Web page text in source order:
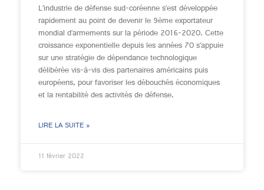
L’industrie de défense sud-coréenne s’est développée
rapidement au point de devenir le 9ème exportateur
mondial d’armements sur la période 2016-2020. Cette
croissance exponentielle depuis les années 70 s’appuie
sur une stratégie de dépendance technologique
délibérée vis-à-vis des partenaires américains puis
européens, pour favoriser les débouchés économiques
et la rentabilité des activités de défense.
LIRE LA SUITE »
11 février 2022